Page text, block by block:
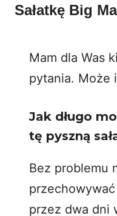
Sałatkę Big
Mam dla Was
pytania. Może
Jak długo
tę pyszną
Bez problemu
przez dwa dni